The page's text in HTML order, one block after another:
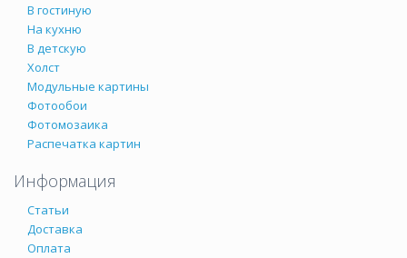
В гостиную
На кухню
В детскую
Холст
Модульные картины
Фотообои
Фотомозаика
Распечатка картин
Информация
Статьи
Доставка
Оплата